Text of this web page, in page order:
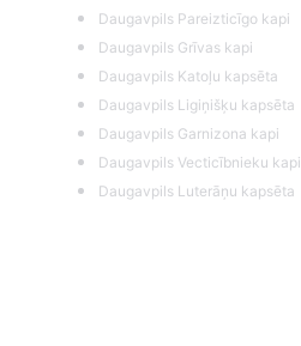
Daugavpils Pareizticīgo kapi
Daugavpils Grīvas kapi
Daugavpils Katoļu kapsēta
Daugavpils Ligiņišķu kapsēta
Daugavpils Garnizona kapi
Daugavpils Vecticībnieku kapi
Daugavpils Luterāņu kapsēta